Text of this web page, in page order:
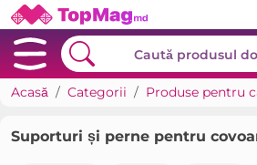
Acasă Categorii Produse pentru
Suporturi și perne pentru